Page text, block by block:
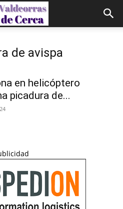
de avispa
en helicóptero
picadura de...